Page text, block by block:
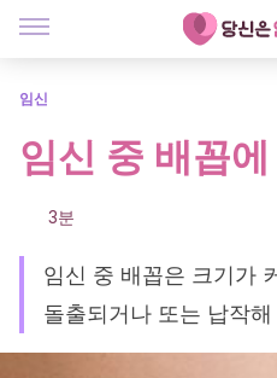
임신
임신 중 배꼽
3분
임신 중 배꼽은 크기가
돌출되거나 또는 납작